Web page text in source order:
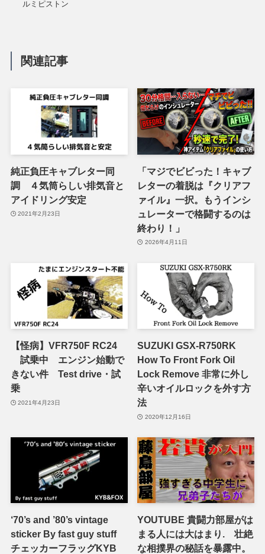
ルミピストン
関連記事
純正負圧キャブレター同
調 ４気筒らしい排気音と
アイドリング安定
2021年2月23日
「マジでビビった！キャブ
レターの着脱は『クリアフ
ァイル』一択。もうインシ
ュレーターで格闘するのは
終わり！」
2026年4月11日
【怪病】VFR750F RC24
試乗中 エンジン始動で
きない件 Test drive・試
乗
2021年4月23日
SUZUKI GSX-R750RK
How To Front Fork Oil
Lock Remove 非常に外し
辛いオイルロックを外す方
法
2020年12月16日
‘70’s and ’80’s vintage
sticker By fast guy stuff
チェッカーフラッグKYB
YOUTUBE 貴闘力部屋がは
まる人には大はまり. 壮絶
な相撲界の秘話を暴露中。